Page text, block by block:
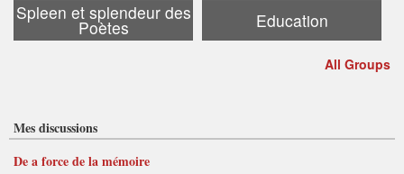
Spleen et splendeur des
Poètes Education
All Groups
Mes discussions
De a force de la mémoire